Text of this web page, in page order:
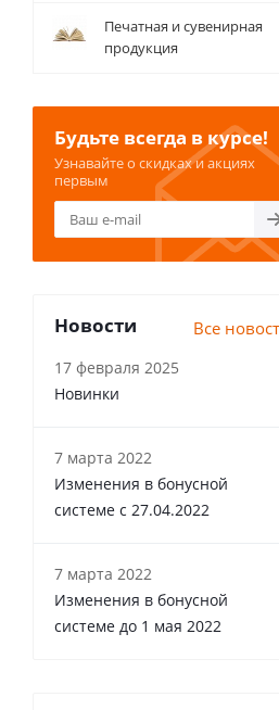
Печатная и сувенирная
продукция
Будьте всегда в курсе!
Узнавайте о скидках и акциях
первым
Новости Все
17 февраля 2025
Новинки
7 марта 2022
Изменения в бонусной
системе с 27.04.2022
7 марта 2022
Изменения в бонусной
системе до 1 мая 2022